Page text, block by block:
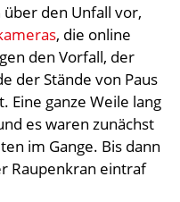
den Unfall vor,
, die online
den Vorfall, der
der Stände von Paus
Eine ganze Weile lang
es waren zunächst
im Gange. Bis dann
Raupenkran eintraf